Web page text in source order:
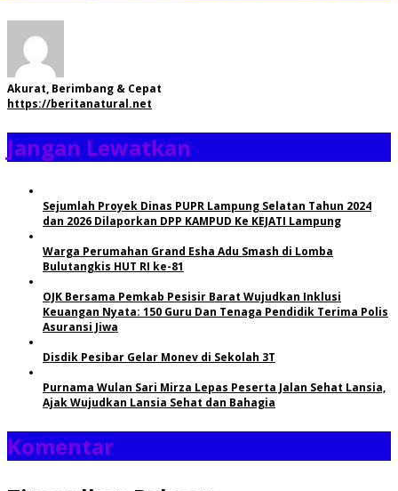
Akurat, Berimbang & Cepat
https://beritanatural.net
Jangan Lewatkan
Sejumlah Proyek Dinas PUPR Lampung Selatan Tahun 2024
dan 2026 Dilaporkan DPP KAMPUD Ke KEJATI Lampung
Warga Perumahan Grand Esha Adu Smash di Lomba
Bulutangkis HUT RI ke-81
OJK Bersama Pemkab Pesisir Barat Wujudkan Inklusi
Keuangan Nyata: 150 Guru Dan Tenaga Pendidik Terima Polis
Asuransi Jiwa
Disdik Pesibar Gelar Monev di Sekolah 3T
Purnama Wulan Sari Mirza Lepas Peserta Jalan Sehat Lansia,
Ajak Wujudkan Lansia Sehat dan Bahagia
Komentar